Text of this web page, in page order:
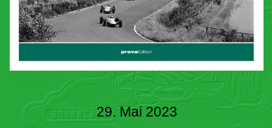
29. Mai 2023